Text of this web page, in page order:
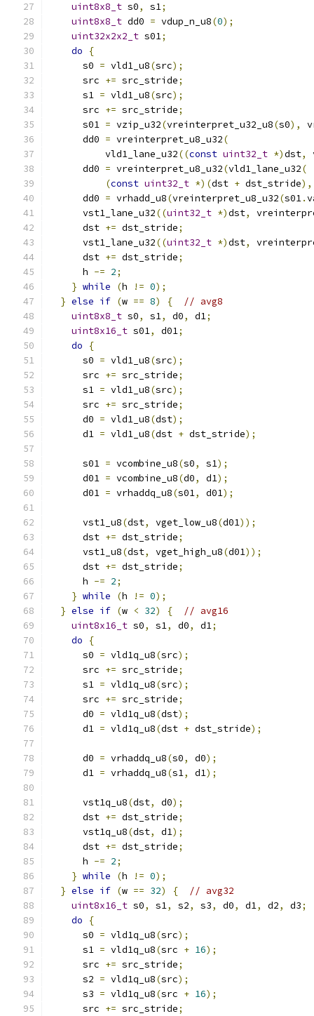
uint8x8_t s0, s1;
uint8x8_t dd0 = vdup_n_u8(0);
uint32x2x2_t s01;
do
{
      s0
= vld1_u8(src);
      src
+= src_stride;
      s1
= vld1_u8(src);
      src
+= src_stride;
      s01
= vzip_u32(vreinterpret_u32_u8(s0),
      dd0
= vreinterpret_u8_u32(
          vld1_lane_u32
((const uint32_t *)dst,
      dd0
= vreinterpret_u8_u32(vld1_lane_u32(
(const uint32_t *)(dst + dst_stride),
      dd0
= vrhadd_u8(vreinterpret_u8_u32(s01.
      vst1_lane_u32
((uint32_t *)dst,
      dst
+= dst_stride;
      vst1_lane_u32
((uint32_t *)dst,
      dst
+= dst_stride;
      h
-= 2;
} while (h != 0);
} else if (w == 8) {
// avg8
uint8x8_t s0, s1, d0, d1;
uint8x16_t s01, d01;
do
{
      s0
= vld1_u8(src);
      src
+= src_stride;
      s1
= vld1_u8(src);
      src
+= src_stride;
      d0
= vld1_u8(dst);
      d1
= vld1_u8(dst + dst_stride);
      s01
= vcombine_u8(s0, s1);
      d01
= vcombine_u8(d0, d1);
      d01
= vrhaddq_u8(s01, d01);
      vst1_u8
(dst, vget_low_u8(d01));
      dst
+= dst_stride;
      vst1_u8
(dst, vget_high_u8(d01));
      dst
+= dst_stride;
      h
-= 2;
} while (h != 0);
} else if (w < 32) {
// avg16
uint8x16_t s0, s1, d0, d1;
do
{
      s0
= vld1q_u8(src);
      src
+= src_stride;
      s1
= vld1q_u8(src);
      src
+= src_stride;
      d0
= vld1q_u8(dst);
      d1
= vld1q_u8(dst + dst_stride);
      d0
= vrhaddq_u8(s0, d0);
      d1
= vrhaddq_u8(s1, d1);
      vst1q_u8
(dst, d0);
      dst
+= dst_stride;
      vst1q_u8
(dst, d1);
      dst
+= dst_stride;
      h
-= 2;
} while (h != 0);
} else if (w == 32) {
// avg32
uint8x16_t s0, s1, s2, s3, d0, d1, d2, d3;
do
{
      s0
= vld1q_u8(src);
      s1
= vld1q_u8(src + 16);
      src
+= src_stride;
      s2
= vld1q_u8(src);
      s3
= vld1q_u8(src + 16);
      src
+= src_stride;